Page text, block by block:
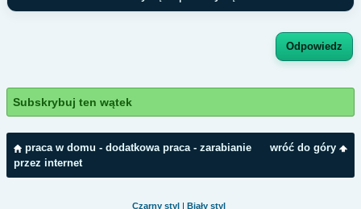
Odpowiedz
Subskrybuj ten wątek
wróć do góry
praca w domu - dodatkowa praca - zarabianie
przez internet
Czarny styl | Biały styl